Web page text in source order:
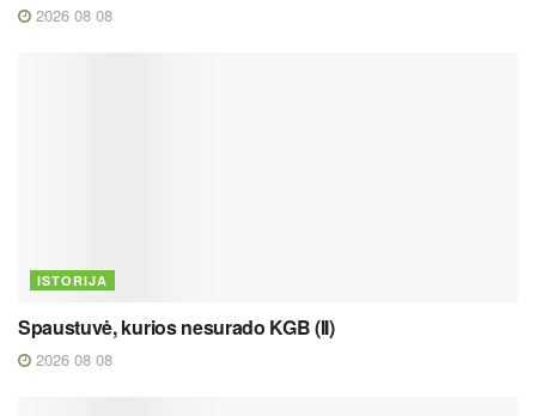
2026 08 08
ISTORIJA
Spaustuvė, kurios nesurado KGB (II)
2026 08 08